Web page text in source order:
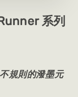
系列
規則的潑墨元